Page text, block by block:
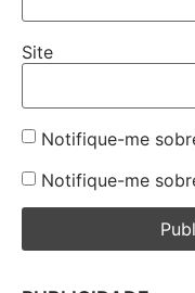
Site
Notifique-me
Notifique-me